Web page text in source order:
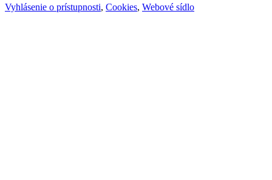
Vyhlásenie o prístupnosti, Cookies, Webové sídlo